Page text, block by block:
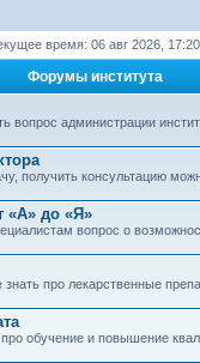
время: 06 авг 2026, 17:20
Форумы института
вопрос администрации
получить консультацию
«А» до «Я»
вопрос о
знать про лекарственные
обучение и повышение